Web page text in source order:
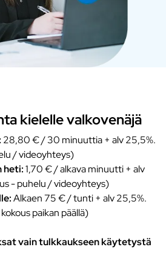
kielelle valkovenäjä
28,80 € / 30 minuuttia + alv 25,5%.
/ videoyhteys)
heti:1,70 € / alkava minuutti + alv
- puhelu / videoyhteys)
Alkaen 75 € / tunti + alv 25,5%.
paikan päällä)
vain tulkkaukseen käytetystä